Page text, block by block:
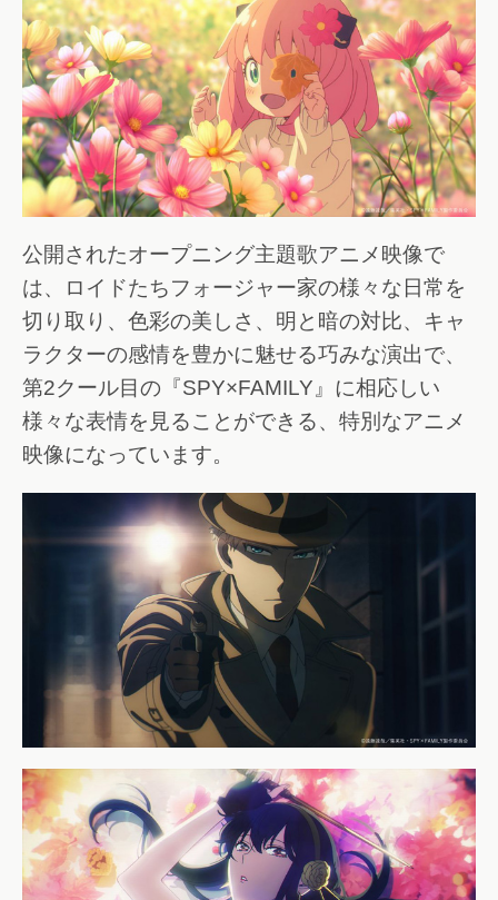
公開されたオープニング主題歌アニメ映像で
は、ロイドたちフォージャー家の様々な日常を
切り取り、色彩の美しさ、明と暗の対比、キャ
ラクターの感情を豊かに魅せる巧みな演出で、
第2クール目の『SPY×FAMILY』に相応しい
様々な表情を見ることができる、特別なアニメ
映像になっています。